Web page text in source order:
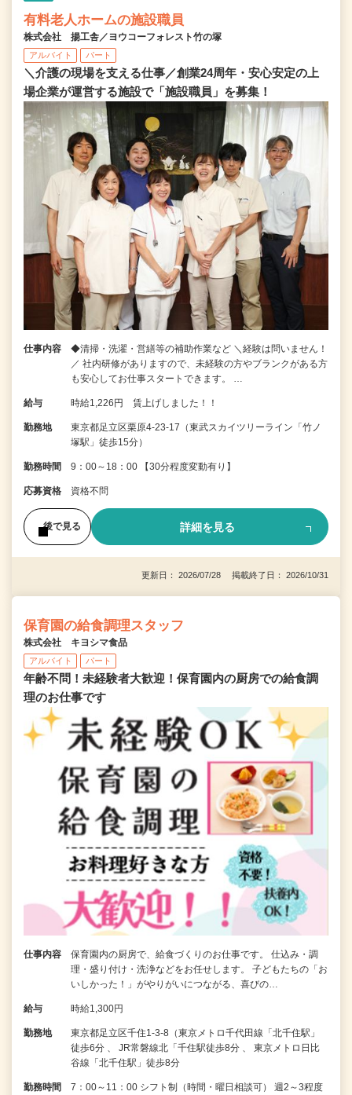
有料老人ホームの施設職員
株式会社 揚工舎／ヨウコーフォレスト竹の塚
アルバイト パート
＼介護の現場を支える仕事／創業24周年・安心安定の上
場企業が運営する施設で「施設職員」を募集！
仕事内容
◆清掃・洗濯・営繕等の補助作業など ＼経験は問いません！
／ 社内研修がありますので、未経験の方やブランクがある方
も安心してお仕事スタートできます。 …
給与 時給1,226円 賃上げしました！！
勤務地
東京都足立区栗原4-23-17（東武スカイツリーライン「竹ノ
塚駅」徒歩15分）
勤務時間 9：00～18：00 【30分程度変動有り】
応募資格 資格不問
後で見る 詳細を見る
更新日： 2026/07/28 掲載終了日： 2026/10/31
保育園の給食調理スタッフ
株式会社 キヨシマ食品
アルバイト パート
年齢不問！未経験者大歓迎！保育園内の厨房での給食調
理のお仕事です
仕事内容
保育園内の厨房で、給食づくりのお仕事です。 仕込み・調
理・盛り付け・洗浄などをお任せします。 子どもたちの「お
いしかった！」がやりがいにつながる、喜びの…
給与 時給1,300円
勤務地
東京都足立区千住1-3-8（東京メトロ千代田線「北千住駅」
徒歩6分 、 JR常磐線北「千住駅徒歩8分 、 東京メトロ日比
谷線「北千住駅」徒歩8分
勤務時間
7：00～11：00 シフト制（時間・曜日相談可） 週2～3程度